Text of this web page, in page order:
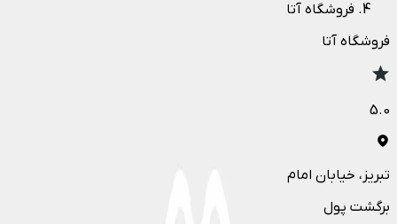
فروشگاه آتا
فروشگاه آتا
5.0
تبریز ، خیابان امام
برگشت پول